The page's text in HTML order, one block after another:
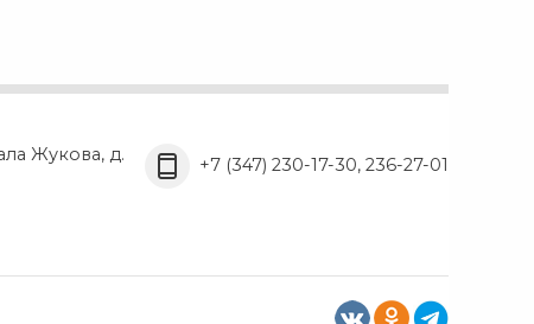
Жукова, д.
+7 (347) 230-17-30, 236-27-01